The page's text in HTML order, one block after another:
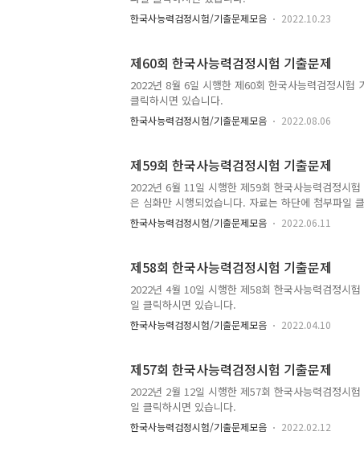
한국사능력검정시험/기출문제모음 2022.10.23
제60회 한국사능력검정시험 기출문제
2022년 8월 6일 시행한 제60회 한국사능력검정시험
클릭하시면 있습니다.
한국사능력검정시험/기출문제모음 2022.08.06
제59회 한국사능력검정시험 기출문제
2022년 6월 11일 시행한 제59회 한국사능력검정시
은 심화만 시행되었습니다. 자료는 하단에 첨부파일
한국사능력검정시험/기출문제모음 2022.06.11
제58회 한국사능력검정시험 기출문제
2022년 4월 10일 시행한 제58회 한국사능력검정시
일 클릭하시면 있습니다.
한국사능력검정시험/기출문제모음 2022.04.10
제57회 한국사능력검정시험 기출문제
2022년 2월 12일 시행한 제57회 한국사능력검정시
일 클릭하시면 있습니다.
한국사능력검정시험/기출문제모음 2022.02.12